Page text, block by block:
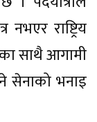
राष्ट्रिय
साथै आगामी
सेनाको भनाइ